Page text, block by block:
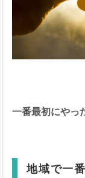
一番最初にやっ
地域で一